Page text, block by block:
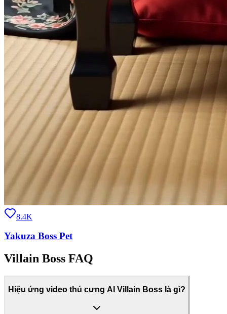
8.4K
Yakuza Boss Pet
Villain Boss FAQ
Hiệu ứng video thú cưng AI Villain Boss là gì?